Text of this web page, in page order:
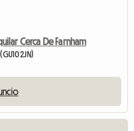
Cerca De Farnham
2JN)